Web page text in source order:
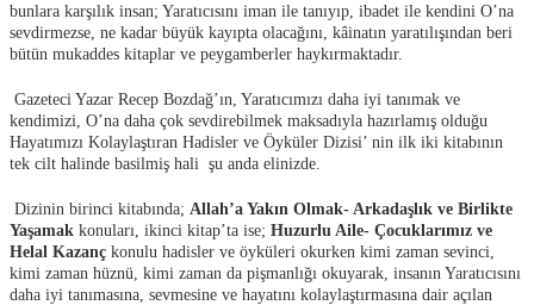
bunlara karşılık insan; Yaratıcısını iman ile tanıyıp, ibadet ile kendini O’na
sevdirmezse, ne kadar büyük kayıpta olacağını, kâinatın yaratılışından beri
bütün mukaddes kitaplar ve peygamberler haykırmaktadır.
Gazeteci Yazar Recep Bozdağ’ın, Yaratıcımızı daha iyi tanımak ve
kendimizi, O’na daha çok sevdirebilmek maksadıyla hazırlamış olduğu
Hayatımızı Kolaylaştıran Hadisler ve Öyküler Dizisi’ nin ilk iki kitabının
tek cilt halinde basilmiş hali şu anda elinizde.
Dizinin birinci kitabında; Allah’a Yakın Olmak- Arkadaşlık ve Birlikte
Yaşamak konuları, ikinci kitap’ta ise; Huzurlu Aile- Çocuklarımız ve
Helal Kazanç konulu hadisler ve öyküleri okurken kimi zaman sevinci,
kimi zaman hüznü, kimi zaman da pişmanlığı okuyarak, insanın Yaratıcısını
daha iyi tanımasına, sevmesine ve hayatını kolaylaştırmasına dair açılan